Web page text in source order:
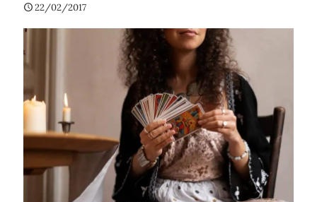
22/02/2017